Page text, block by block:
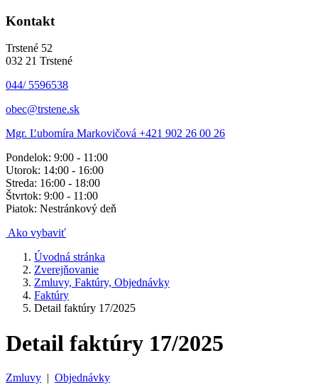
Kontakt
Trstené 52
032 21 Trstené
044/ 5596538
obec@trstene.sk
Mgr. Ľubomíra Markovičová +421 902 26 00 26
Pondelok: 9:00 - 11:00
Utorok: 14:00 - 16:00
Streda: 16:00 - 18:00
Štvrtok: 9:00 - 11:00
Piatok: Nestránkový deň
Ako vybaviť
Úvodná stránka
Zverejňovanie
Zmluvy, Faktúry, Objednávky
Faktúry
Detail faktúry 17/2025
Detail faktúry 17/2025
Zmluvy | Objednávky